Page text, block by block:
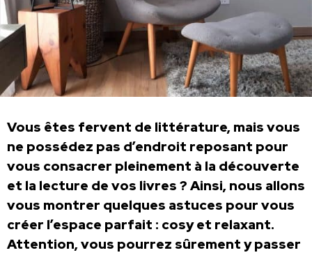
Vous êtes fervent de littérature, mais vous
ne possédez pas d’endroit reposant pour
vous consacrer pleinement à la découverte
et la lecture de vos livres ? Ainsi, nous allons
vous montrer quelques astuces pour vous
créer l’espace parfait : cosy et relaxant.
Attention, vous pourrez sûrement y passer